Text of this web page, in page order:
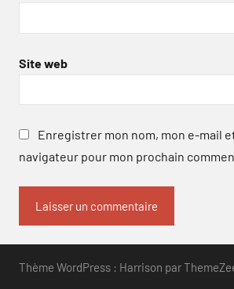
Site web
Enregistrer mon nom, mon e-mail
navigateur pour mon prochain
Thème WordPress : Harrison par